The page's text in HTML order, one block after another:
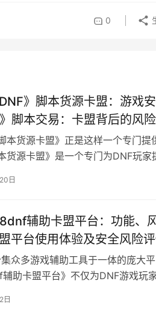
0
》脚本货源卡盟：游戏
》脚本交易：卡盟背后的风
本货源卡盟》正是这样一个专门提
货源卡盟》是一个专门为DNF玩家
日
辅助卡盟平台：功能、
平台使用体验及安全风险
众多游戏辅助工具于一体的庞大
辅助卡盟平台》不仅为DNF游戏玩
日